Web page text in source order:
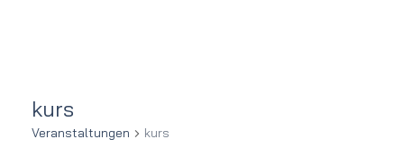
kurs
Veranstaltungen kurs